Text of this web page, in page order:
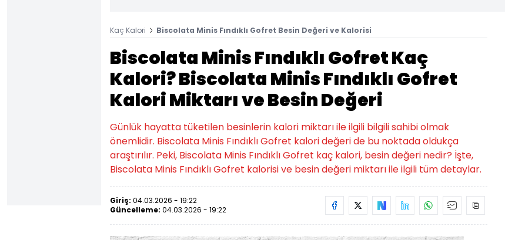
Kaç Kalori Biscolata Minis Fındıklı Gofret Besin Değeri ve Kalorisi
Biscolata Minis Fındıklı Gofret Kaç
Kalori? Biscolata Minis Fındıklı Gofret
Kalori Miktarı ve Besin Değeri
Günlük hayatta tüketilen besinlerin kalori miktarı ile ilgili bilgili sahibi olmak
önemlidir. Biscolata Minis Fındıklı Gofret kalori değeri de bu noktada oldukça
araştırılır. Peki, Biscolata Minis Fındıklı Gofret kaç kalori, besin değeri nedir? İşte,
Biscolata Minis Fındıklı Gofret kalorisi ve besin değeri miktarı ile ilgili tüm detaylar.
Giriş: 04.03.2026 - 19:22
Güncelleme: 04.03.2026 - 19:22